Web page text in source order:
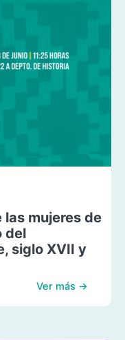
las mujeres de
del
siglo XVII y
Ver más →